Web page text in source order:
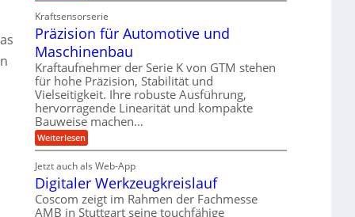
d
e
r
i
e
b
e
f
ü
r
r
a
u
d
A
u
f
t
r
a
g
s
i
n
g
l
o
s
e
,
w
e
n
i
g
e
r
S
t
e
h
n
s
t
a
n
g
e
n
g
e
t
r
i
b
e
f
Kraftsensorserie
Präzision für Automotive und
Maschinenbau
Kraftaufnehmer der Serie K von GTM stehen
für hohe Präzision, Stabilität und
Vielseitigkeit. Ihre robuste Ausführung,
hervorragende Linearität und kompakte
Bauweise machen…
Weiterlesen:
P
ä
z
i
s
i
Jetzt auch als Web-App
Digitaler Werkzeugkreislauf
Coscom zeigt im Rahmen der Fachmesse
AMB in Stuttgart seine touchfähige